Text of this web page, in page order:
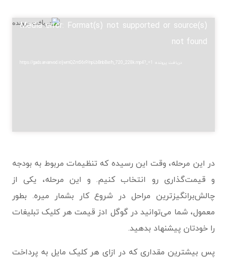
نمایشگر
ویدیوMedia error: Format(s) not supported or source(s)
not found
دریافت پرونده: https://gads.arvanvod.ir/jwmQZm56rP/npLbBnbBxr/h_720_228k.mp4?_=1
در این مرحله، وقت این رسیده که تنظیمات مربوط به بودجه
و قیمت‌گذاری رو انتخاب کنیم. و این مرحله، یکی از
چالش‌برانگیزترین مراحل در شروع کار بشمار میره. بطور
معمول، شما می‌توانید در گوگل ادز قیمت هر کلیک تبلیغات
را خودتان پیشنهاد بدهید.
پس بیشترین مقداری که در ازای هر کلیک مایل به پرداخت